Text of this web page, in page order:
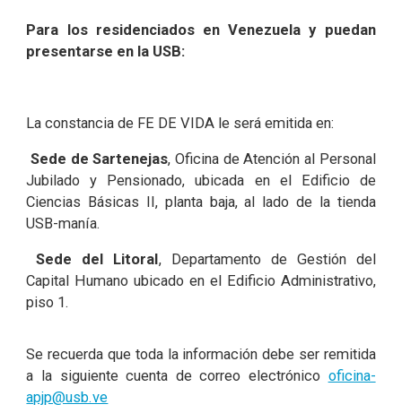
Para los residenciados en Venezuela y puedan
presentarse en la USB:
La constancia de FE DE VIDA le será emitida en:
Sede de Sartenejas, Oficina de Atención al Personal
Jubilado y Pensionado, ubicada en el Edificio de
Ciencias Básicas II, planta baja, al lado de la tienda
USB-manía.
Sede del Litoral, Departamento de Gestión del
Capital Humano ubicado en el Edificio Administrativo,
piso 1.
Se recuerda que toda la información debe ser remitida
a la siguiente cuenta de correo electrónico oficina-
apjp@usb.ve